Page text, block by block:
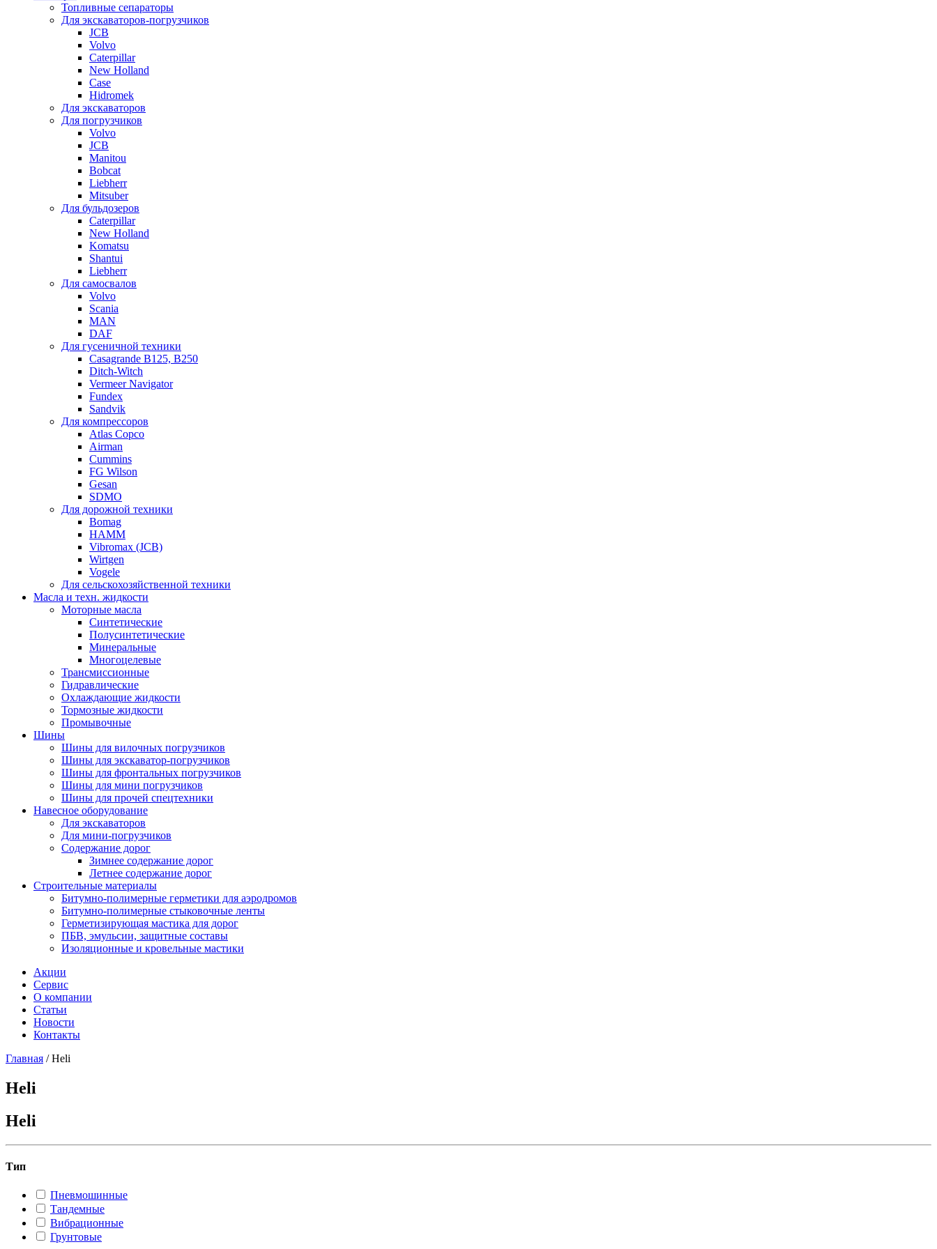
Топливные сепараторы
Для экскаваторов-погрузчиков
JCB
Volvo
Caterpillar
New Holland
Case
Hidromek
Для экскаваторов
Для погрузчиков
Volvo
JCB
Manitou
Bobcat
Liebherr
Mitsuber
Для бульдозеров
Caterpillar
New Holland
Komatsu
Shantui
Liebherr
Для самосвалов
Volvo
Scania
MAN
DAF
Для гусеничной техники
Casagrande B125, B250
Ditch-Witch
Vermeer Navigator
Fundex
Sandvik
Для компрессоров
Atlas Copco
Airman
Cummins
FG Wilson
Gesan
SDMO
Для дорожной техники
Bomag
HAMM
Vibromax (JCB)
Wirtgen
Vogele
Для сельскохозяйственной техники
Масла и техн. жидкости
Моторные масла
Синтетические
Полусинтетические
Минеральные
Многоцелевые
Трансмиссионные
Гидравлические
Охлаждающие жидкости
Тормозные жидкости
Промывочные
Шины
Шины для вилочных погрузчиков
Шины для экскаватор-погрузчиков
Шины для фронтальных погрузчиков
Шины для мини погрузчиков
Шины для прочей спецтехники
Навесное оборудование
Для экскаваторов
Для мини-погрузчиков
Содержание дорог
Зимнее содержание дорог
Летнее содержание дорог
Строительные материалы
Битумно-полимерные герметики для аэродромов
Битумно-полимерные стыковочные ленты
Герметизирующая мастика для дорог
ПБВ, эмульсии, защитные составы
Изоляционные и кровельные мастики
Акции
Сервис
О компании
Статьи
Новости
Контакты
Главная /Heli
Heli
Heli
Тип
Пневмошинные
Тандемные
Вибрационные
Грунтовые